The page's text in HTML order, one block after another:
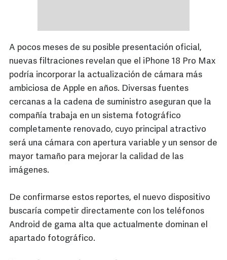
A pocos meses de su posible presentación oficial,
nuevas filtraciones revelan que el iPhone 18 Pro Max
podría incorporar la actualización de cámara más
ambiciosa de Apple en años. Diversas fuentes
cercanas a la cadena de suministro aseguran que la
compañía trabaja en un sistema fotográfico
completamente renovado, cuyo principal atractivo
será una cámara con apertura variable y un sensor de
mayor tamaño para mejorar la calidad de las
imágenes.
De confirmarse estos reportes, el nuevo dispositivo
buscaría competir directamente con los teléfonos
Android de gama alta que actualmente dominan el
apartado fotográfico.